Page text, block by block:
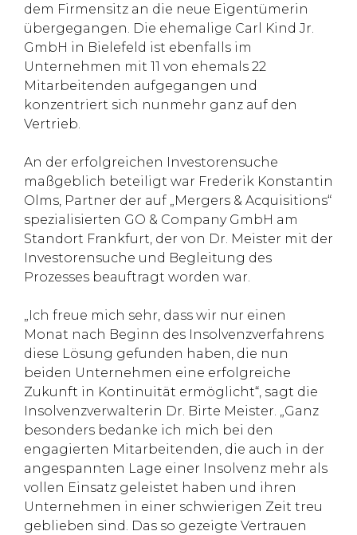
dem Firmensitz an die neue Eigentümerin
übergegangen. Die ehemalige Carl Kind Jr.
GmbH in Bielefeld ist ebenfalls im
Unternehmen mit 11 von ehemals 22
Mitarbeitenden aufgegangen und
konzentriert sich nunmehr ganz auf den
Vertrieb.
An der erfolgreichen Investorensuche
maßgeblich beteiligt war Frederik Konstantin
Olms, Partner der auf „Mergers & Acquisitions“
spezialisierten GO & Company GmbH am
Standort Frankfurt, der von Dr. Meister mit der
Investorensuche und Begleitung des
Prozesses beauftragt worden war.
„Ich freue mich sehr, dass wir nur einen
Monat nach Beginn des Insolvenzverfahrens
diese Lösung gefunden haben, die nun
beiden Unternehmen eine erfolgreiche
Zukunft in Kontinuität ermöglicht“, sagt die
Insolvenzverwalterin Dr. Birte Meister. „Ganz
besonders bedanke ich mich bei den
engagierten Mitarbeitenden, die auch in der
angespannten Lage einer Insolvenz mehr als
vollen Einsatz geleistet haben und ihren
Unternehmen in einer schwierigen Zeit treu
geblieben sind. Das so gezeigte Vertrauen